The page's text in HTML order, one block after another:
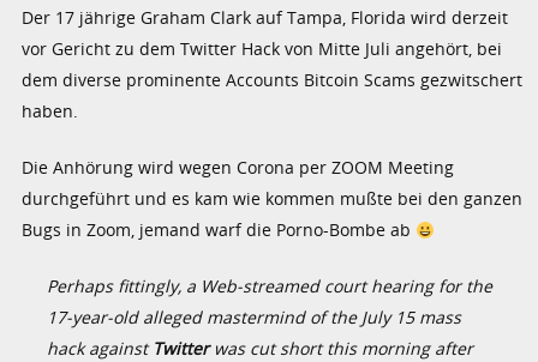
Der 17 jährige Graham Clark auf Tampa, Florida wird derzeit
vor Gericht zu dem Twitter Hack von Mitte Juli angehört, bei
dem diverse prominente Accounts Bitcoin Scams gezwitschert
haben.
Die Anhörung wird wegen Corona per ZOOM Meeting
durchgeführt und es kam wie kommen mußte bei den ganzen
Bugs in Zoom, jemand warf die Porno-Bombe ab
Perhaps fittingly, a Web-streamed court hearing for the
17-year-old alleged mastermind of the July 15 mass
hack against Twitterwas cut short this morning after